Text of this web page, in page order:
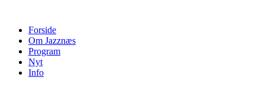
Forside
Om Jazznæs
Program
Nyt
Info